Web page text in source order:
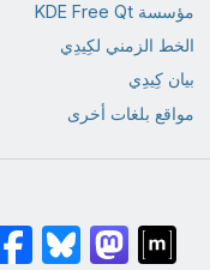
مؤسسة KDE Free Qt
الخط الزمني لكِيدِي
بيان كِيدِي
مواقع بلغات أخرى